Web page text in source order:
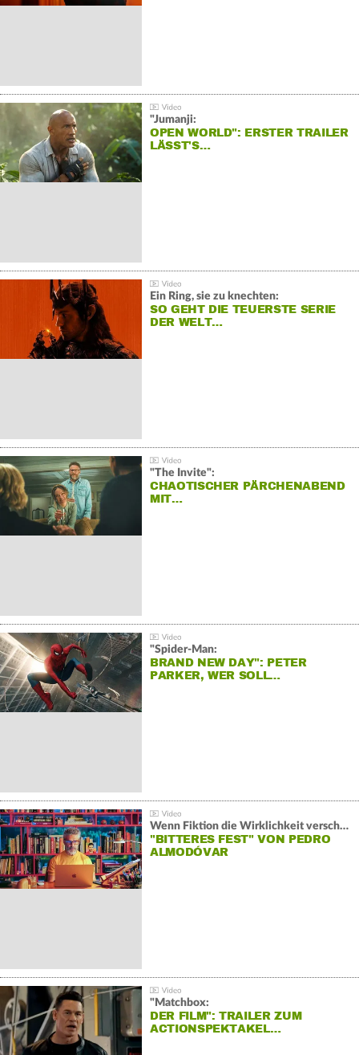
"Jumanji:
OPEN WORLD": ERSTER TRAILER
LÄSST'S…
Ein Ring, sie zu knechten:
SO GEHT DIE TEUERSTE SERIE
DER WELT…
"The Invite":
CHAOTISCHER PÄRCHENABEND
MIT…
"Spider-Man:
BRAND NEW DAY": PETER
PARKER, WER SOLL…
Wenn Fiktion die Wirklichkeit verschiebt:
"BITTERES FEST" VON PEDRO
ALMODÓVAR
"Matchbox:
DER FILM": TRAILER ZUM
ACTIONSPEKTAKEL…